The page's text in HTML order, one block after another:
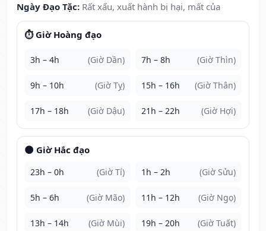
Ngày Đạo Tặc: Rất xấu, xuất hành bị hại, mất của
⏱️ Giờ Hoàng đạo
3h – 4h (Giờ Dần) 7h – 8h (Giờ Thìn)
9h – 10h (Giờ Tỵ) 15h – 16h (Giờ Thân)
17h – 18h (Giờ Dậu) 21h – 22h (Giờ Hợi)
🌑 Giờ Hắc đạo
23h – 0h (Giờ Tí) 1h – 2h (Giờ Sửu)
5h – 6h (Giờ Mão) 11h – 12h (Giờ Ngọ)
13h – 14h (Giờ Mùi) 19h – 20h (Giờ Tuất)